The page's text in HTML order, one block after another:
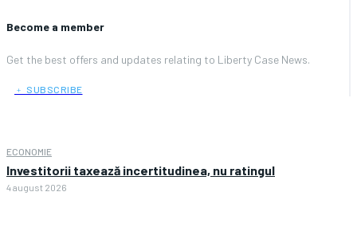
Become a member
Get the best offers and updates relating to Liberty Case News.
﹢ SUBSCRIBE
ECONOMIE
Investitorii taxează incertitudinea, nu ratingul
4 august 2026